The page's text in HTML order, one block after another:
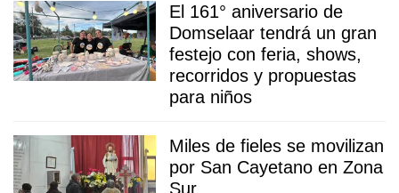
El 161° aniversario de
Domselaar tendrá un gran
festejo con feria, shows,
recorridos y propuestas
para niños
Miles de fieles se movilizan
por San Cayetano en Zona
Sur